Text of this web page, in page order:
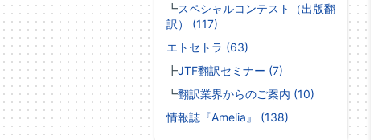
┗スペシャルコンテスト（出版翻
訳） (117)
エトセトラ (63)
┣JTF翻訳セミナー (7)
┗翻訳業界からのご案内 (10)
情報誌『Amelia』 (138)